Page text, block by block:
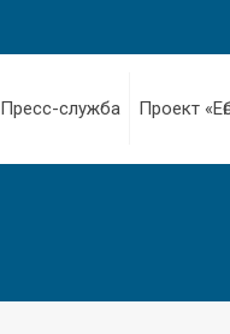
Пресс-служба Проект